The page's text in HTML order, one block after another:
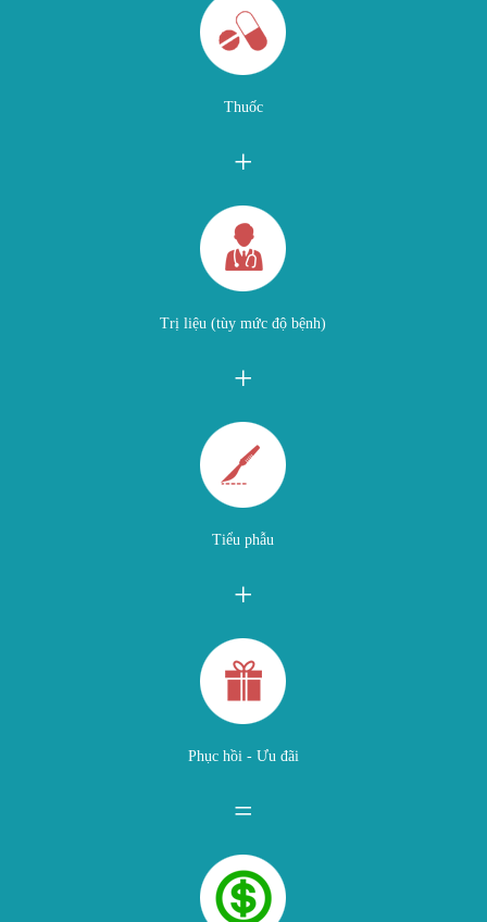
Thuốc
+
Trị liệu (tùy mức độ bệnh)
+
Tiểu phẫu
+
Phục hồi - Ưu đãi
=